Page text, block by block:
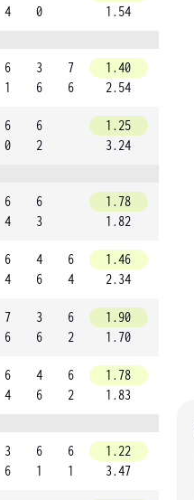
4
0
1.54
6
1
3
6
7
6
1.40
2.54
6
0
6
2
1.25
3.24
6
4
6
3
1.78
1.82
6
4
4
6
6
4
1.46
2.34
7
6
3
6
6
2
1.90
1.70
6
4
4
6
6
2
1.78
1.83
3
6
6
1
6
1
1.22
3.47